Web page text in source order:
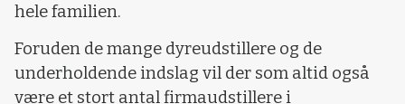
hele familien.
Foruden de mange dyreudstillere og de
underholdende indslag vil der som altid også
være et stort antal firmaudstillere i